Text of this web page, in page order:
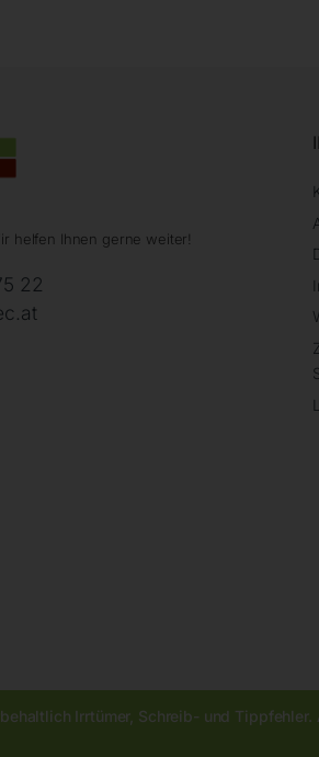
helfen Ihnen gerne weiter!
22
Irrtümer, Schreib- und